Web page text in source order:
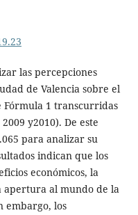
las percepciones
de Valencia sobre el
Fórmula 1 transcurridas
y2010). De este
para analizar su
indican que los
económicos, la
apertura al mundo de la
embargo, los